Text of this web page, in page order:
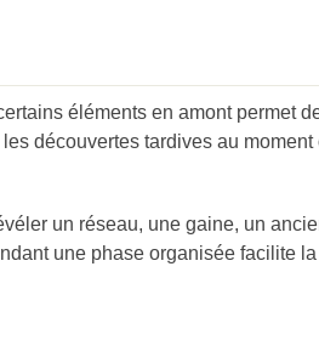
éléments en amont permet
découvertes tardives au
un réseau, une gaine, un
une phase organisée facilite